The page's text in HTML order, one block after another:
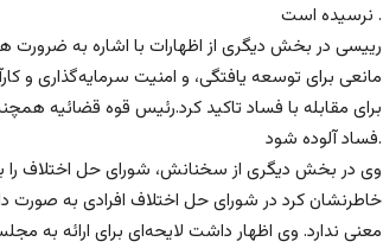
نرسیده است .
رییسی در بخش دیگری از اظهارات با اشاره به ضرورت
مانعی برای توسعه یافتگی، و امنیت سرمایه‌گذاری و
برای مقابله با فساد تاکید کرد.رئیس قوه قضائیه
فساد آلوده شود.
وی در بخش دیگری از سخنانش، شورای حل اختلاف را به
خاطرنشان کرد در شورای حل اختلاف افرادی به صورت
معنی ندارد. وی اظهار داشت لایحه‌ای برای ارائه